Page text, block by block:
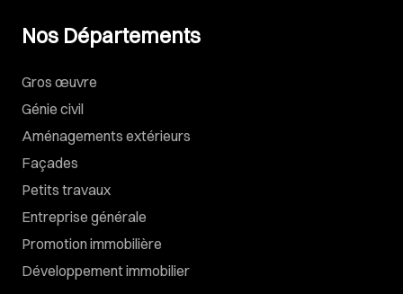
Nos Départements
Gros œuvre
Génie civil
Aménagements extérieurs
Façades
Petits travaux
Entreprise générale
Promotion immobilière
Développement immobilier